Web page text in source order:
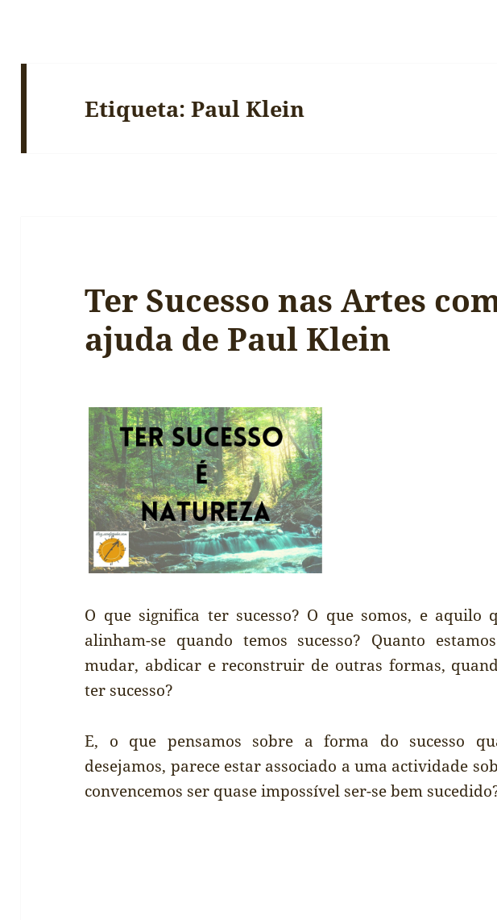
Etiqueta:Paul Klein
Ter Sucesso nas Artes
ajuda de Paul Klein
O que significa ter sucesso? O que somos, e aquilo
alinham-se quando temos sucesso? Quanto
mudar, abdicar e reconstruir de outras formas,
ter sucesso?
E, o que pensamos sobre a forma do sucesso
desejamos, parece estar associado a uma actividade
convencemos ser quase impossível ser-se bem